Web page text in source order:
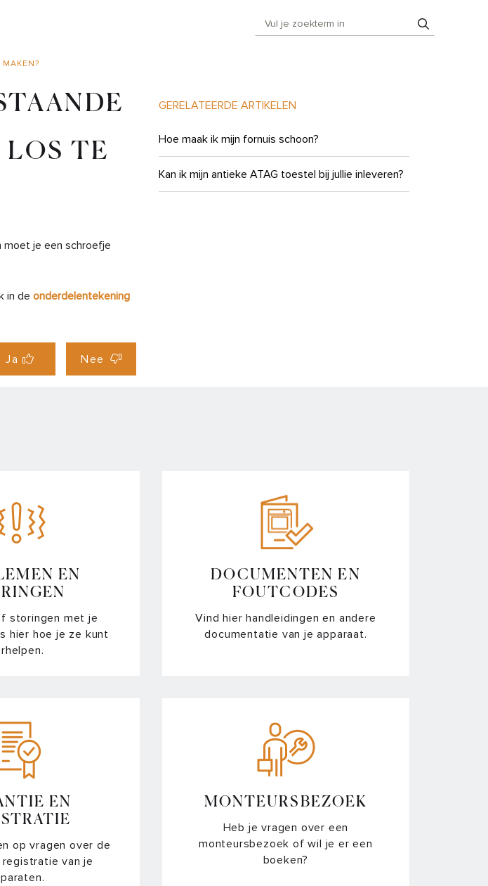
LOS TE
moet je een schroefje
in de onderdelentekening
Ja Nee
GERELATEERDE ARTIKELEN
Hoe maak ik mijn fornuis schoon?
Kan ik mijn antieke ATAG toestel bij jullie inleveren?
EN
storingen met je
hier hoe je ze kunt
DOCUMENTEN EN
FOUTCODES
Vind hier handleidingen en andere
documentatie van je apparaat.
EN
op vragen over de
van je
MONTEURSBEZOEK
Heb je vragen over een
monteursbezoek of wil je er een
boeken?